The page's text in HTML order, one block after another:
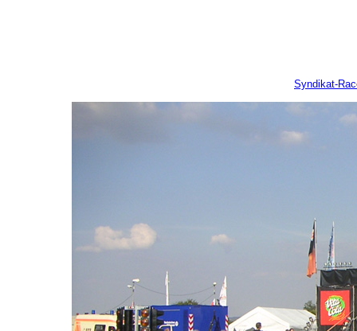
Syndikat-